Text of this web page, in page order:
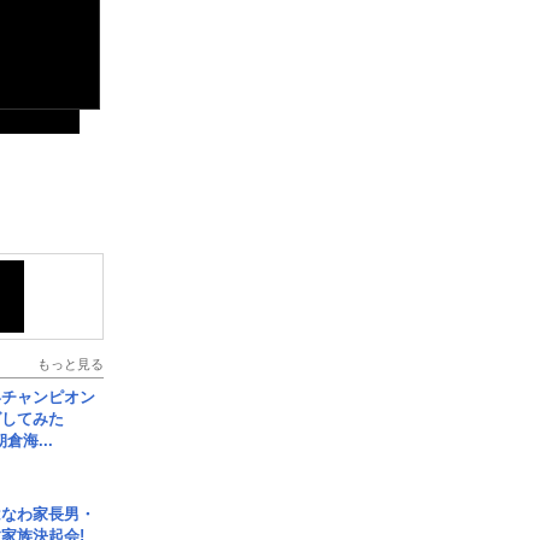
もっと見る
ャンピオン
てみた
倉海...
わ家長男・
族決起会!